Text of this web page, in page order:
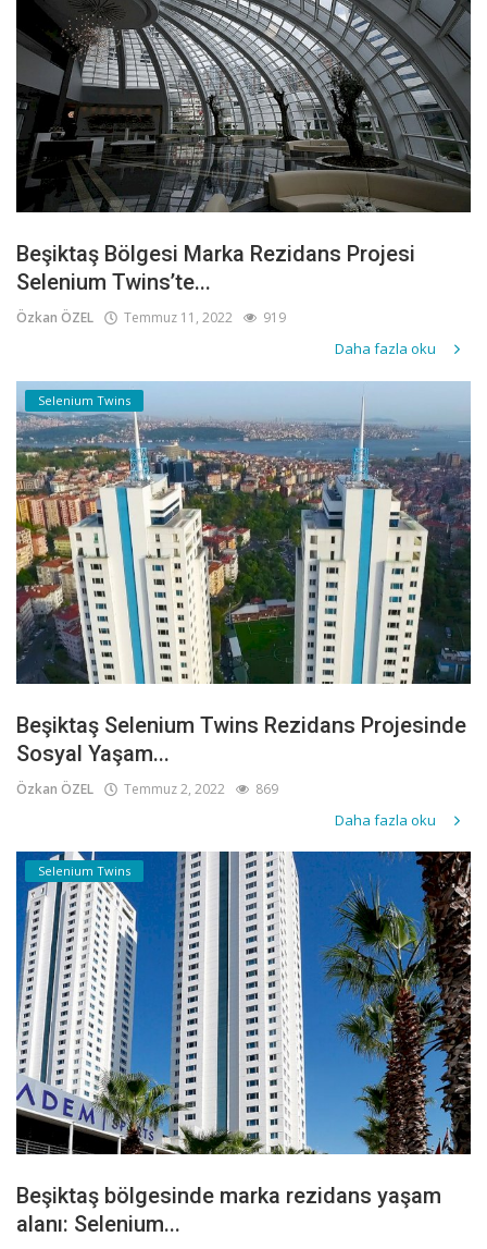
Beşiktaş Bölgesi Marka Rezidans Projesi
Selenium Twins’te...
Özkan ÖZEL Temmuz 11, 2022 919
Daha fazla oku
Selenium Twins
Beşiktaş Selenium Twins Rezidans Projesinde
Sosyal Yaşam...
Özkan ÖZEL Temmuz 2, 2022 869
Daha fazla oku
Selenium Twins
Beşiktaş bölgesinde marka rezidans yaşam
alanı: Selenium...